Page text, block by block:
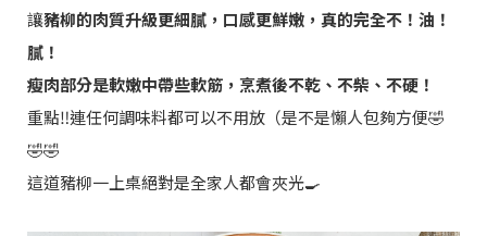
讓豬柳的肉質升級更細膩，口感更鮮嫩，真的完全不！油！
膩！
瘦肉部分是軟嫩中帶些軟筋，烹煮後不乾、不柴、不硬！
重點‼️連任何調味料都可以不用放（是不是懶人包夠方便🤣
🤣🤣
這道豬柳一上桌絕對是全家人都會夾光🍳